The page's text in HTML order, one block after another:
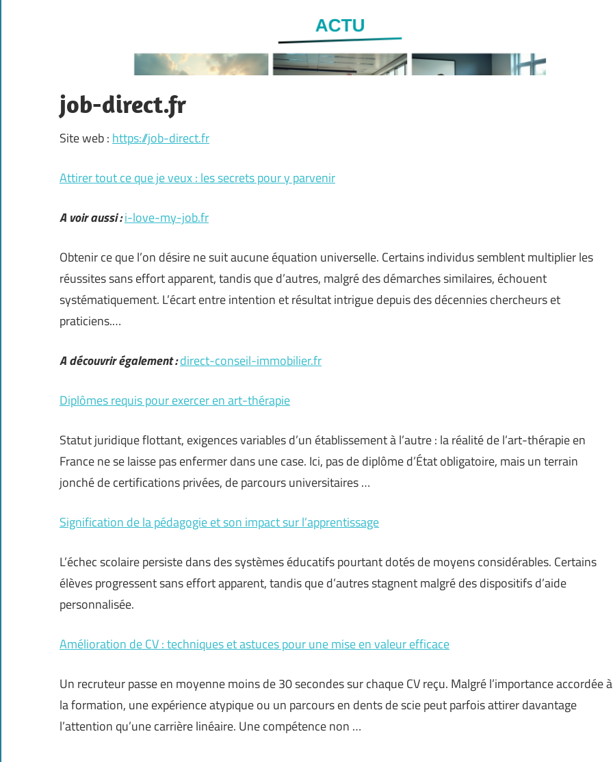
job-direct.fr
Site web : https://job-direct.fr
Attirer tout ce que je veux : les secrets pour y parvenir
A voir aussi :i-love-my-job.fr
Obtenir ce que l’on désire ne suit aucune équation universelle. Certains individus semblent multiplier les
réussites sans effort apparent, tandis que d’autres, malgré des démarches similaires, échouent
systématiquement. L’écart entre intention et résultat intrigue depuis des décennies chercheurs et
praticiens.…
A découvrir également :direct-conseil-immobilier.fr
Diplômes requis pour exercer en art-thérapie
Statut juridique flottant, exigences variables d’un établissement à l’autre : la réalité de l’art-thérapie en
France ne se laisse pas enfermer dans une case. Ici, pas de diplôme d’État obligatoire, mais un terrain
jonché de certifications privées, de parcours universitaires …
Signification de la pédagogie et son impact sur l’apprentissage
L’échec scolaire persiste dans des systèmes éducatifs pourtant dotés de moyens considérables. Certains
élèves progressent sans effort apparent, tandis que d’autres stagnent malgré des dispositifs d’aide
personnalisée.
Amélioration de CV : techniques et astuces pour une mise en valeur efficace
Un recruteur passe en moyenne moins de 30 secondes sur chaque CV reçu. Malgré l’importance accordée à
la formation, une expérience atypique ou un parcours en dents de scie peut parfois attirer davantage
l’attention qu’une carrière linéaire. Une compétence non …